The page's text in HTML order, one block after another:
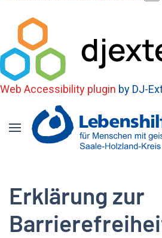
Web Accessibility plugin by DJ-
Erklärung zur